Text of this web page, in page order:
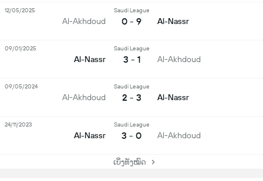
Al-Akhdoud
Saudi League
0 - 9 Al-Nassr
12/05/2025
Al-Nassr
Saudi League
3 - 1 Al-Akhdoud
09/01/2025
Al-Akhdoud
Saudi League
2 - 3 Al-Nassr
09/05/2024
Al-Nassr
Saudi League
3 - 0 Al-Akhdoud
24/11/2023
ເບິ່ງທັງໝົດ